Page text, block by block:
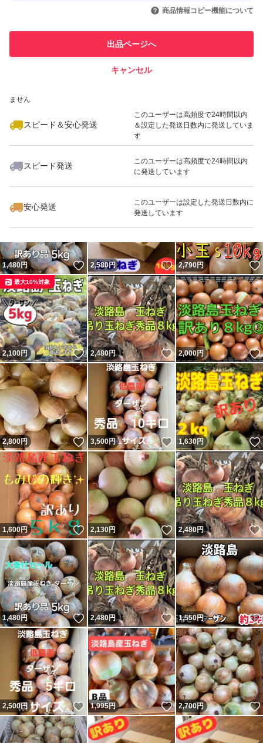
引を完了させた実績があります
での取引実績があります
ません
スピード＆安心発送
このユーザーは高頻度で24時間以内
＆設定した発送日数内に発送していま
す
スピード発送
このユーザーは高頻度で24時間以内
に発送しています
安心発送
このユーザーは設定した発送日数内に
発送しています
商品情報コピー機能について
出品ページへ
キャンセル
いいね！
2,280
1,480円 いいね！
2,580円 いいね！
2,790円
2,100円 いいね！
最大10%対象
2,480円 いいね！
2,000円
2,800円 いいね！
3,500円 いいね！
1,630円
1,600円 いいね！
2,130円 いいね！
2,480円
1,480円 いいね！
2,480円 いいね！
1,550円
2,500円 いいね！
1,995円 いいね！
2,700円